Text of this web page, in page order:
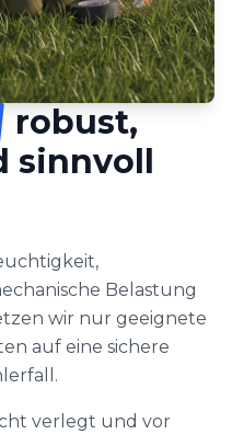
robust,
sinnvoll
Belastung
wir nur geeignete
auf eine sichere
verlegt und vor